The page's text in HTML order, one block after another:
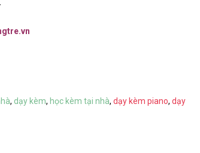
, dạy kèm, học kèm tại nhà, dạy kèm piano, dạy